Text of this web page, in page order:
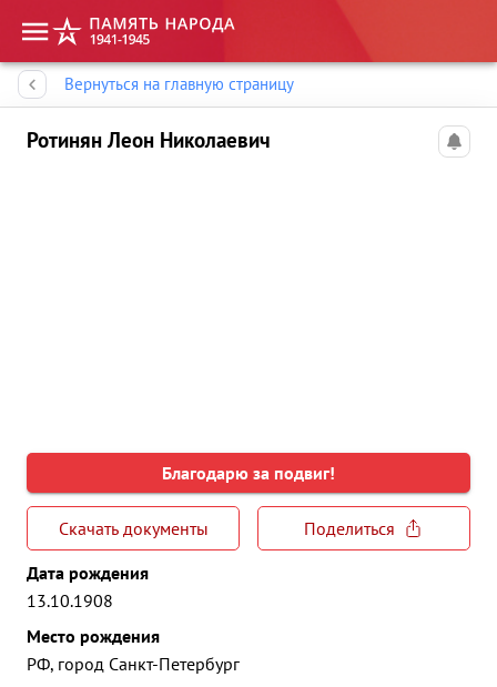
Вернуться на главную страницу
Ротинян Леон Николаевич
Благодарю за подвиг!
Скачать документы
Поделиться
Дата рождения
13.10.1908
Место рождения
РФ, город Санкт-Петербург
Память народа